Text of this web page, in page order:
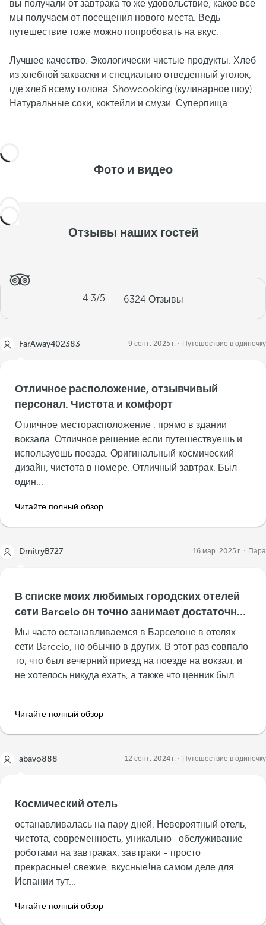
вы получали от завтрака то же удовольствие, какое все
мы получаем от посещения нового места. Ведь
путешествие тоже можно попробовать на вкус.
Лучшее качество. Экологически чистые продукты. Хлеб
из хлебной закваски и специально отведенный уголок,
где хлеб всему голова. Showcooking (кулинарное шоу).
Натуральные соки, коктейли и смузи. Суперпища.
Фото и видео
Отзывы наших гостей
4.3/5 6324 Отзывы
FarAway402383 9 сент. 2025 г. Путешествие в одиночку
Отличное расположение, отзывчивый
персонал. Чистота и комфорт
Отличное месторасположение , прямо в здании
вокзала. Отличное решение если путешествуешь и
используешь поезда. Оригинальный космический
дизайн, чистота в номере. Отличный завтрак. Был
один...
Читайте полный обзор
DmitryB727 16 мар. 2025 г. Пара
В списке моих любимых городских отелей
сети Barcelo он точно занимает достаточно
высокое место!
Мы часто останавливаемся в Барселоне в отелях
сети Barcelo, но обычно в других. В этот раз совпало
то, что был вечерний приезд на поезде на вокзал, и
не хотелось никуда ехать, а также что ценник был...
Читайте полный обзор
abavo888 12 сент. 2024 г. Путешествие в одиночку
Космический отель
останавливалась на пару дней. Невероятный отель,
чистота, современность, уникально -обслуживание
роботами на завтраках, завтраки - просто
прекрасные! свежие, вкусные!на самом деле для
Испании тут...
Читайте полный обзор